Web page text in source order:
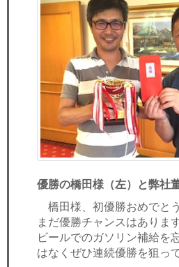
優勝の橋田様（左）と弊社
橋田様、初優勝おめでと
まだ優勝チャンスはありま
ビールでのガソリン補給を
はなくぜひ連続優勝を狙っ